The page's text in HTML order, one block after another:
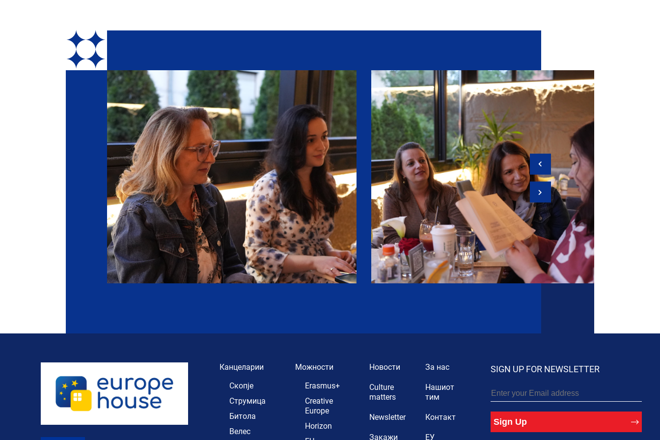
Канцеларии
Скопје
Струмица
Битола
Велес
Можности
Erasmus+
Creative
Europe
Horizon
Новости
Culture
matters
Newsletter
Закажи
За нас
Нашиот
тим
Контакт
ЕУ
SIGN UP FOR NEWSLETTER
Sign Up